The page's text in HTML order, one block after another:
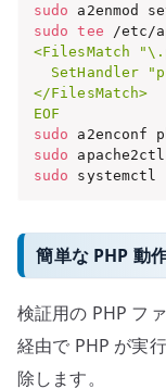
sudo
sudo
tee /etc/
<FilesMatch
SetHandler
</FilesMatch>
EOF
sudo
sudo apache2ctl
sudo systemctl
簡単な PHP 動
検証用の PHP フ
経由で PHP が実
除します。